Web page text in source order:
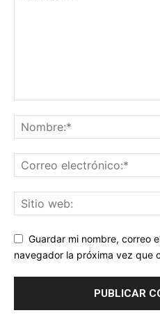
Guardar mi nombre, correo
navegador la próxima vez que